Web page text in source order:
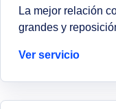
La mejor relación
grandes y
Ver servicio